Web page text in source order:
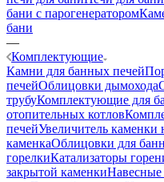
бани с парогенератором
бани
—
Комплектующие
Камни для банных печей
печейОблицовки дымохода
трубуКомплектующие для
отопительных котлов
печейУвеличитель каменки
каменкаОблицовки для
горелкиКатализаторы
закрытой каменкиНавесные